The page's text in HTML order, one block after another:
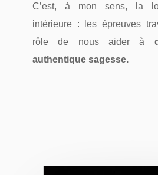
C’est, à mon sens, la
intérieure : les épreuves
rôle de nous aider à
authentique sagesse.